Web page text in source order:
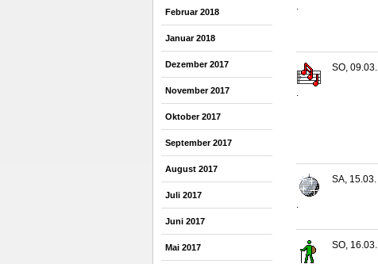
Februar 2018
Januar 2018
Dezember 2017
November 2017
Oktober 2017
September 2017
August 2017
Juli 2017
Juni 2017
Mai 2017
.
.
SO, 09.03.
.
SA, 15.03.
SO, 16.03.